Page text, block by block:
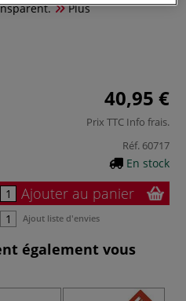
Plus
40,95 €
Prix TTC Info frais.
Réf. 60717
En stock
Ajouter au panier
Ajout liste d'envies
également vous